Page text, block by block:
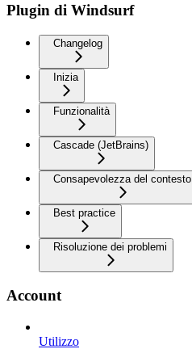
Plugin di Windsurf
Changelog
Inizia
Funzionalità
Cascade (JetBrains)
Consapevolezza del contesto
Best practice
Risoluzione dei problemi
Account
Utilizzo